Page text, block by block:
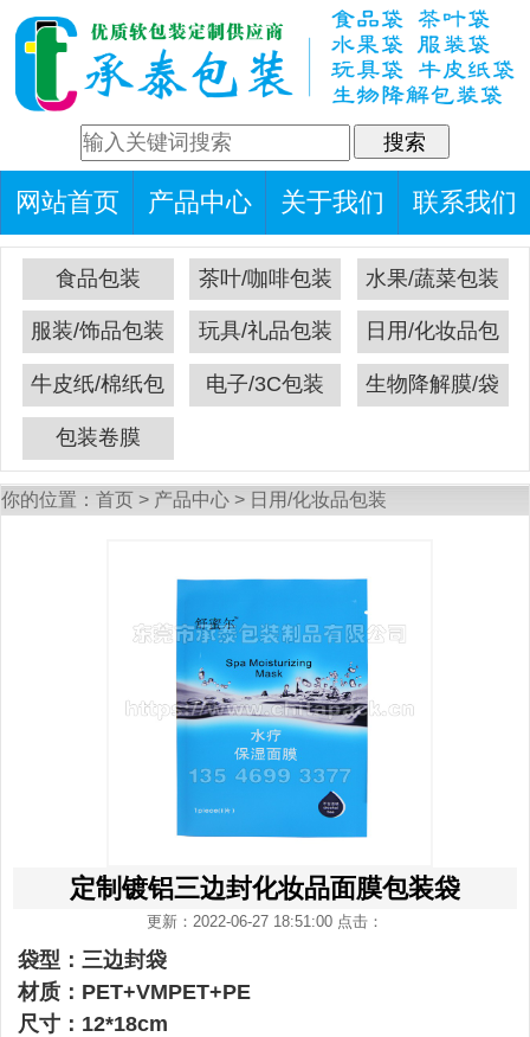
网站首页 产品中心 关于我们 联系我们
食品包装 茶叶/咖啡包装 水果/蔬菜包装
服装/饰品包装 玩具/礼品包装
日用/化妆品包
装
牛皮纸/棉纸包
装
电子/3C包装 生物降解膜/袋
包装卷膜
你的位置： 首页 > 产品中心 > 日用/化妆品包装
定制镀铝三边封化妆品面膜包装袋
更新：2022-06-27 18:51:00 点击：
袋型：三边封袋
材质：PET+VMPET+PE
尺寸：12*18cm